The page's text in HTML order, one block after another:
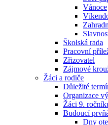
Vánoce
Školská rada
Pracovní
Zřizovatel
Zájmové
Žáci a rodiče
Důležité
Organizace
Žáci 9.
Budoucí
Dny